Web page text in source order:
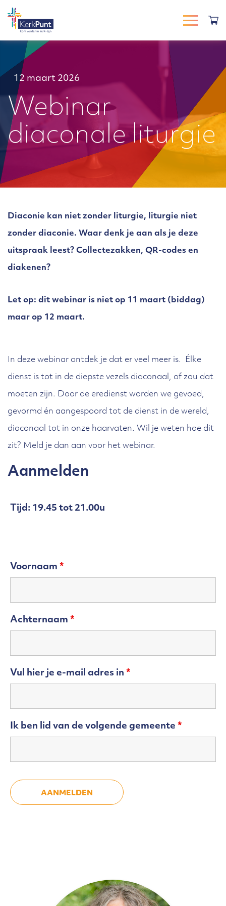
12 maart 2026
Webinar
diaconale liturgie
Diaconie kan niet zonder liturgie, liturgie niet
zonder diaconie. Waar denk je aan als je deze
uitspraak leest? Collectezakken, QR-codes en
diakenen?
Let op: dit webinar is niet op 11 maart (biddag)
maar op 12 maart.
In deze webinar ontdek je dat er veel meer is. Élke
dienst is tot in de diepste vezels diaconaal, of zou dat
moeten zijn. Door de eredienst worden we gevoed,
gevormd én aangespoord tot de dienst in de wereld,
diaconaal tot in onze haarvaten. Wil je weten hoe dit
zit? Meld je dan aan voor het webinar.
Aanmelden
Tijd: 19.45 tot 21.00u
Voornaam *
Achternaam *
Vul hier je e-mail adres in *
Ik ben lid van de volgende gemeente *